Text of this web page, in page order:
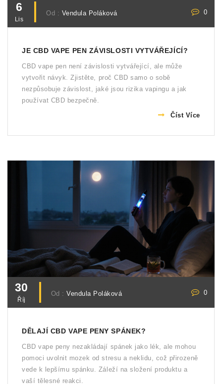
6
Lis
Od : Vendula Poláková 0
JE CBD VAPE PEN ZÁVISLOSTI VYTVÁŘEJÍCÍ?
CBD vape pen není závislosti vytvářející, ale může
vytvořit návyk. Zjistěte, proč CBD samo o sobě
nezpůsobuje závislost, jaké jsou rizika vapingu a jak
používat CBD bezpečně.
Číst Více
30
Říj
Od :Vendula Poláková 0
DĚLAJÍ CBD VAPE PENY SPÁNEK?
CBD vape peny nezakládají spánek jako lék, ale mohou
pomoci uvolnit mozek od stresu a neklidu, což přirozeně
vede k lepšímu spánku. Záleží na složení produktu a
vaší tělesné reakci.